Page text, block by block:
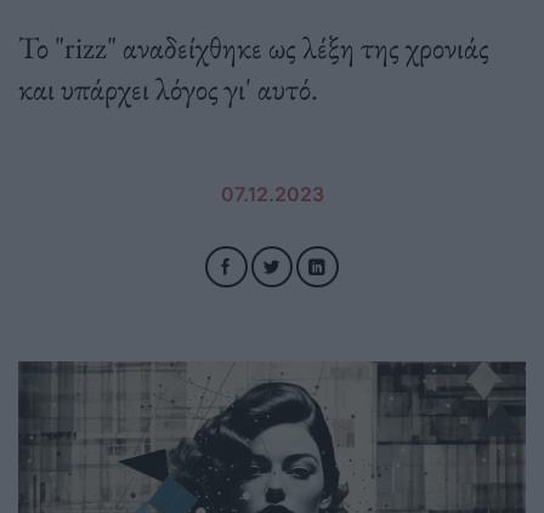
Το "rizz" αναδείχθηκε ως λέξη της χρονιάς
και υπάρχει λόγος γι' αυτό.
07.12.2023